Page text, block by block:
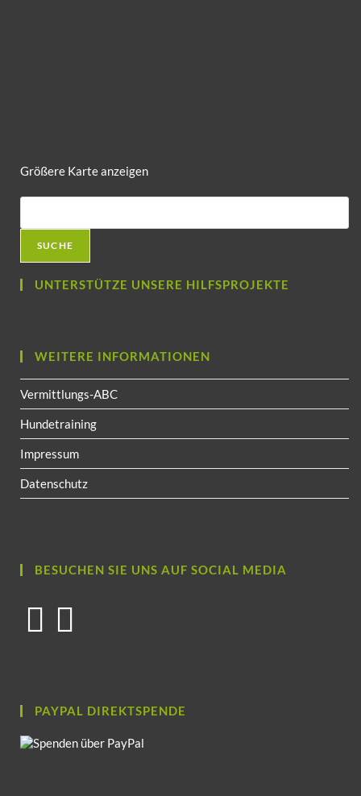
Größere Karte anzeigen
SUCHE
UNTERSTÜTZE UNSERE HILFSPROJEKTE
WEITERE INFORMATIONEN
Vermittlungs-ABC
Hundetraining
Impressum
Datenschutz
BESUCHEN SIE UNS AUF SOCIAL MEDIA
PAYPAL DIREKTSPENDE